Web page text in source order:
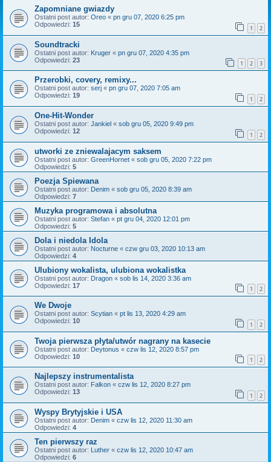
Zapomniane gwiazdy
Ostatni post autor: Oreo « pn gru 07, 2020 6:25 pm
Odpowiedzi: 15 1 2
Soundtracki
Ostatni post autor: Kruger « pn gru 07, 2020 4:35 pm
Odpowiedzi: 23 1 2 3
Przerobki, covery, remixy...
Ostatni post autor: serj « pn gru 07, 2020 7:05 am
Odpowiedzi: 19 1 2
One-Hit-Wonder
Ostatni post autor: Jankiel « sob gru 05, 2020 9:49 pm
Odpowiedzi: 12 1 2
utworki ze zniewalajacym saksem
Ostatni post autor: GreenHornet « sob gru 05, 2020 7:22 pm
Odpowiedzi: 5
Poezja Spiewana
Ostatni post autor: Denim « sob gru 05, 2020 8:39 am
Odpowiedzi: 7
Muzyka programowa i absolutna
Ostatni post autor: Stefan « pt gru 04, 2020 12:01 pm
Odpowiedzi: 5
Dola i niedola Idola
Ostatni post autor: Nocturne « czw gru 03, 2020 10:13 am
Odpowiedzi: 4
Ulubiony wokalista, ulubiona wokalistka
Ostatni post autor: Dragon « sob lis 14, 2020 3:36 am
Odpowiedzi: 17 1 2
We Dwoje
Ostatni post autor: Scytian « pt lis 13, 2020 4:29 am
Odpowiedzi: 10 1 2
Twoja pierwsza płyta/utwór nagrany na kasecie
Ostatni post autor: Deytonus « czw lis 12, 2020 8:57 pm
Odpowiedzi: 10 1 2
Najlepszy instrumentalista
Ostatni post autor: Falkon « czw lis 12, 2020 8:27 pm
Odpowiedzi: 13 1 2
Wyspy Brytyjskie i USA
Ostatni post autor: Denim « czw lis 12, 2020 11:30 am
Odpowiedzi: 4
Ten pierwszy raz
Ostatni post autor: Luther « czw lis 12, 2020 10:47 am
Odpowiedzi: 6